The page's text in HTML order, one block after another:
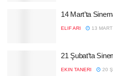
14 Mart’ta
ELIF ARI 13
21 Şubat’ta
EKIN TANERI 20